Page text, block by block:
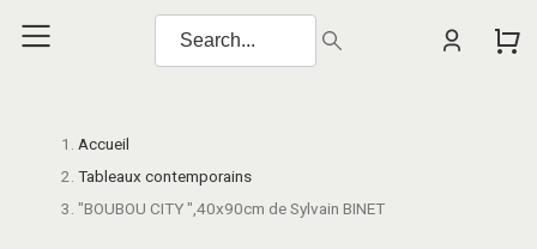
Accueil
Tableaux contemporains
"BOUBOU CITY ",40x90cm de Sylvain BINET